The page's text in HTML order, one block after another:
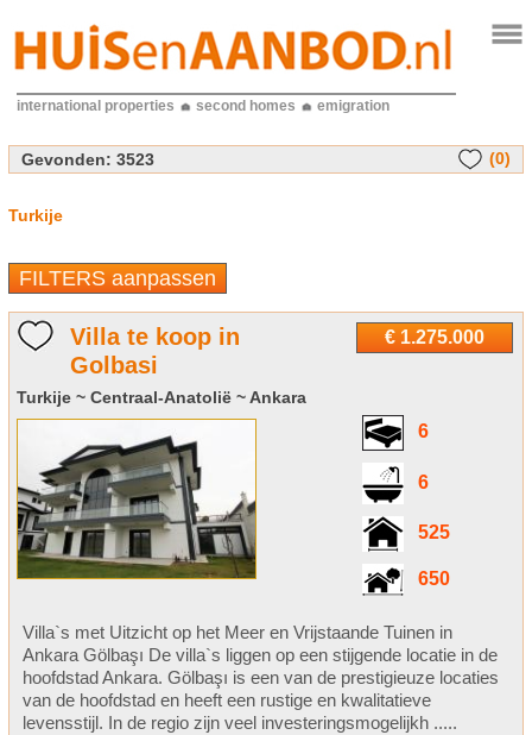
international properties second homes emigration
Gevonden: 3523 (0)
Turkije
FILTERS aanpassen
€ 1.275.000
Villa te koop in
Golbasi
Turkije ~ Centraal-Anatolië ~ Ankara
6
6
525
650
Villa`s met Uitzicht op het Meer en Vrijstaande Tuinen in
Ankara Gölbaşı De villa`s liggen op een stijgende locatie in de
hoofdstad Ankara. Gölbaşı is een van de prestigieuze locaties
van de hoofdstad en heeft een rustige en kwalitatieve
levensstijl. In de regio zijn veel investeringsmogelijkh .....